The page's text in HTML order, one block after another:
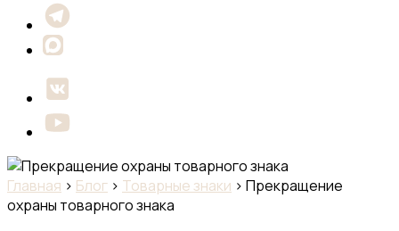
Главная › Блог › Товарные знаки › Прекращение
охраны товарного знака